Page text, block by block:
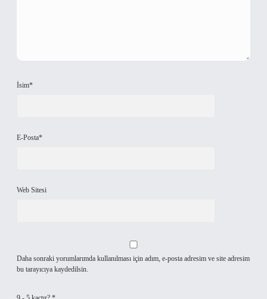
İsim*
E-Posta*
Web Sitesi
Daha sonraki yorumlarımda kullanılması için adım, e-posta adresim ve site adresim
bu tarayıcıya kaydedilsin.